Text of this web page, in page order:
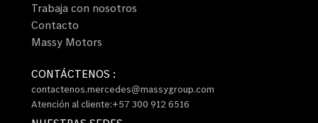
Trabaja con nosotros
Contacto
Massy Motors
CONTÁCTENOS :
contactenos.mercedes@massygroup.com
Atención al cliente:+57 300 912 6516